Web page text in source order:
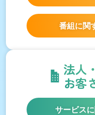
番組に関
法人
お客
サービス